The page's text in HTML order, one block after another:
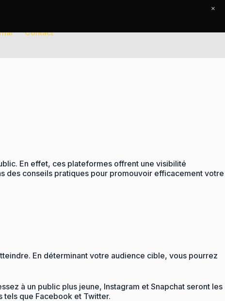
Contact
En effet, ces plateformes offrent une visibilité
des conseils pratiques pour promouvoir efficacement votre
En déterminant votre audience cible, vous pourrez
à un public plus jeune, Instagram et Snapchat seront les
tels que Facebook et Twitter.
×